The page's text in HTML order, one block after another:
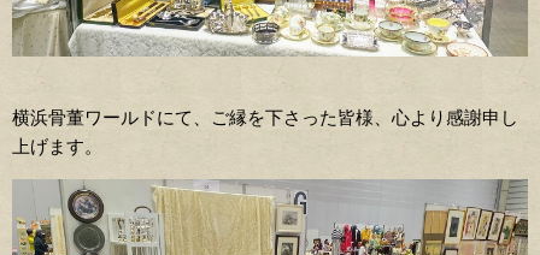
横浜骨董ワールドにて、ご縁を下さった皆様、心より感謝申し
上げます。